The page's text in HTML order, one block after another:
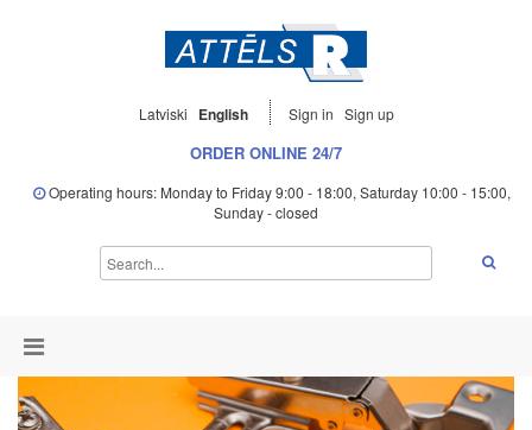
Latviski English Sign in Sign up
ORDER ONLINE 24/7
Operating hours: Monday to Friday 9:00 - 18:00, Saturday 10:00 - 15:00,
Sunday - closed